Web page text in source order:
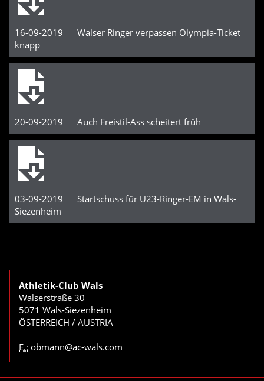
16-09-2019 Walser Ringer verpassen Olympia-Ticket
knapp
20-09-2019 Auch Freistil-Ass scheitert früh
03-09-2019 Startschuss für U23-Ringer-EM in Wals-
Siezenheim
Athletik-Club Wals
Walserstraße 30
5071 Wals-Siezenheim
ÖSTERREICH / AUSTRIA
E.: obmann@ac-wals.com